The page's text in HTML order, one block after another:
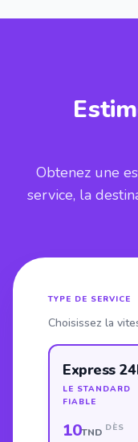
Obtenez une
service, la
TYPE DE SERVICE
Choisissez la
Express
LE STANDARD
FIABLE
10TND DÈS